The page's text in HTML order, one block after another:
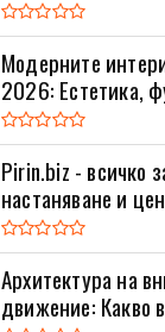
Модерните
2026: Естетика,
Pirin.biz - всичко
настаняване и
Архитектура на
движение: Какво